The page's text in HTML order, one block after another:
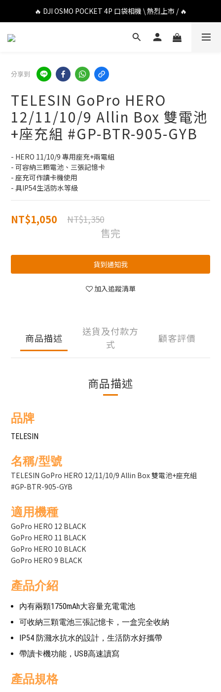
🔥 DJI OSMO POCKET 4P 口袋相機 \ 熱烈上市 / 🔥
🔥 DJI OSMO POCKET 4P 口袋相機 \ 熱烈上市 / 🔥
🔥 Insta360 Luna Ultra 雲台相機 \ 熱烈上市 / 🔥
🔥 DJI OSMO POCKET 4P 口袋相機 \ 熱烈上市 / 🔥
分享到
TELESIN GoPro HERO
12/11/10/9 Allin Box 雙電池
+座充組 #GP-BTR-905-GYB
- HERO 11/10/9 專用座充+兩電組
- 可容納三顆電池、三張記憶卡
- 座充可作讀卡機使用
- 具IP54生活防水等級
NT$1,050 NT$1,350
售完
貨到通知我
加入追蹤清單
商品描述
送貨及付款方
式
顧客評價
商品描述
品牌
TELESIN
名稱/型號
TELESIN GoPro HERO 12/11/10/9 Allin Box 雙電池+座充組
#GP-BTR-905-GYB
適用機種
GoPro HERO 12 BLACK
GoPro HERO 11 BLACK
GoPro HERO 10 BLACK
GoPro HERO 9 BLACK
產品介紹
內有兩顆1750mAh大容量充電電池
可收納三顆電池三張記憶卡，一盒完全收納
IP54 防濺水抗水的設計，生活防水好攜帶
帶讀卡機功能，USB高速讀寫
產品規格